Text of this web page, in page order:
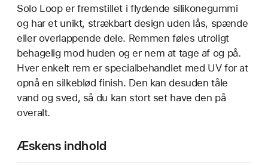
Solo Loop er fremstillet i flydende silikonegummi
og har et unikt, strækbart design uden lås, spænde
eller overlappende dele. Remmen føles utroligt
behagelig mod huden og er nem at tage af og på.
Hver enkelt rem er specialbehandlet med UV for at
opnå en silkeblød finish. Den kan desuden tåle
vand og sved, så du kan stort set have den på
overalt.
Æskens indhold